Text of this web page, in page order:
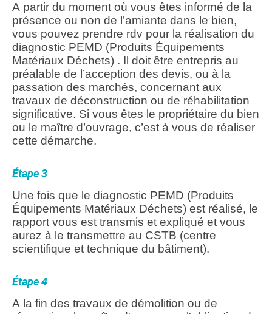
A partir du moment où vous êtes informé de la
présence ou non de l’amiante dans le bien,
vous pouvez prendre rdv pour la réalisation du
diagnostic PEMD (Produits Équipements
Matériaux Déchets) . Il doit être entrepris au
préalable de l’acception des devis, ou à la
passation des marchés, concernant aux
travaux de déconstruction ou de réhabilitation
significative. Si vous êtes le propriétaire du bien
ou le maître d’ouvrage, c’est à vous de réaliser
cette démarche.
Étape 3
Une fois que le diagnostic PEMD (Produits
Équipements Matériaux Déchets) est réalisé, le
rapport vous est transmis et expliqué et vous
aurez à le transmettre au CSTB (centre
scientifique et technique du bâtiment).
Étape 4
A la fin des travaux de démolition ou de